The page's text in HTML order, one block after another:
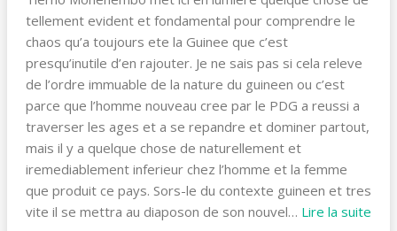
tellement evident et fondamental pour comprendre le
chaos qu’a toujours ete la Guinee que c’est
presqu’inutile d’en rajouter. Je ne sais pas si cela releve
de l’ordre immuable de la nature du guineen ou c’est
parce que l’homme nouveau cree par le PDG a reussi a
traverser les ages et a se repandre et dominer partout,
mais il y a quelque chose de naturellement et
iremediablement inferieur chez l’homme et la femme
que produit ce pays. Sors-le du contexte guineen et tres
vite il se mettra au diaposon de son nouvel… Lire la suite